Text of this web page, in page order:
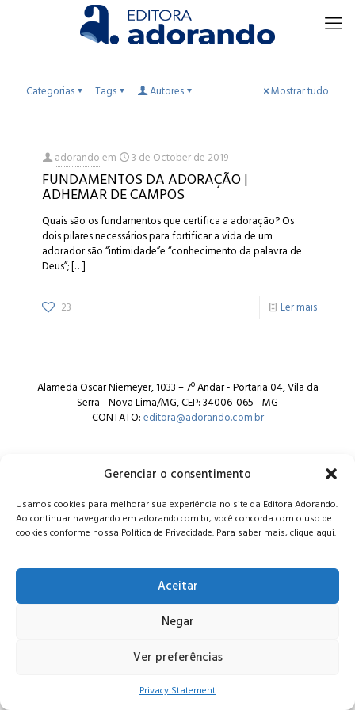
Gerenciar o consentimento
Usamos cookies para melhorar sua experiência no site da Editora Adorando.
Ao continuar navegando em adorando.com.br, você concorda com o uso de
cookies conforme nossa Política de Privacidade. Para saber mais, clique aqui.
Aceitar
Negar
Ver preferências
Privacy Statement
Categorias Tags Autores Mostrar tudo
adorandoem 3 de October de 2019
FUNDAMENTOS DA ADORAÇÃO |
ADHEMAR DE CAMPOS
Quais são os fundamentos que certifica a adoração? Os
dois pilares necessários para fortificar a vida de um
adorador são “intimidade”e “conhecimento da palavra de
Deus”;[…]
23 Ler mais
Alameda Oscar Niemeyer, 1033 – 7º Andar - Portaria 04, Vila da
Serra - Nova Lima/MG, CEP: 34006-065 - MG
CONTATO:editora@adorando.com.br
© Editora Adorando 2026. Todos os direitos reservados.